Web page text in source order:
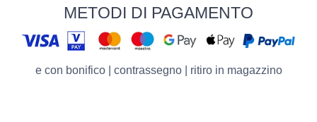
METODI DI PAGAMENTO
e con bonifico | contrassegno | ritiro in magazzino